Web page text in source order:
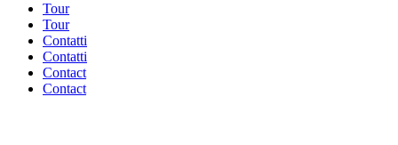
Tour
Tour
Contatti
Contatti
Contact
Contact